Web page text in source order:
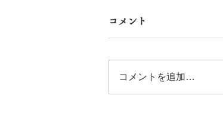
コメント
コメントを追加…